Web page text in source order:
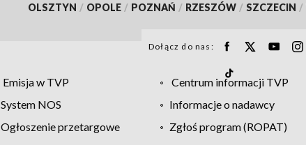
OLSZTYN / OPOLE / POZNAŃ / RZESZÓW / SZCZECIN /
Dołącz do nas:
Emisja w TVP Centrum informacji TVP
System NOS Informacje o nadawcy
Ogłoszenie przetargowe Zgłoś program (ROPAT)